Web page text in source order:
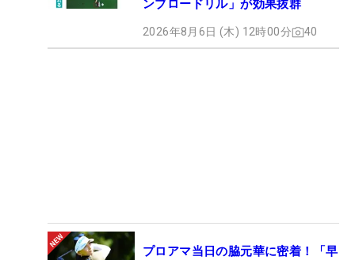
ンブロードリル」が効果抜群
2026年8月6日 (木) 12時00分 40
プロアマ当日の脇元華に密着！「早